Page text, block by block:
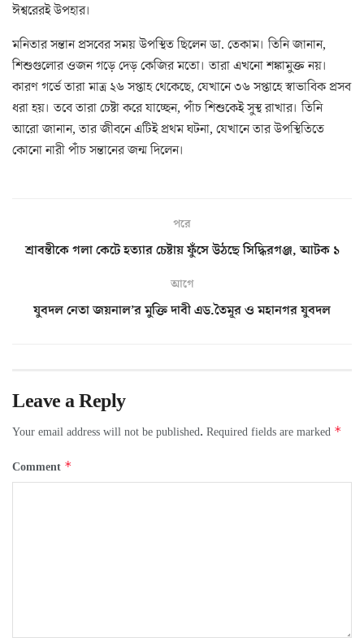
ঈশ্বরেরই উপহার।
মনিতার সন্তান প্রসবের সময় উপস্থিত ছিলেন ডা. তেকাম। তিনি জানান,
শিশুগুলোর ওজন গড়ে দেড় কেজির মতো। তারা এখনো শঙ্কামুক্ত নয়।
কারণ গর্ভে তারা মাত্র ২৬ সপ্তাহ থেকেছে, যেখানে ৩৬ সপ্তাহে স্বাভাবিক প্রসব
ধরা হয়। তবে তারা চেষ্টা করে যাচ্ছেন, পাঁচ শিশুকেই সুস্থ রাখার। তিনি
আরো জানান, তার জীবনে এটিই প্রথম ঘটনা, যেখানে তার উপস্থিতিতে
কোনো নারী পাঁচ সন্তানের জন্ম দিলেন।
পরে
শ্রাবন্তীকে গলা কেটে হত্যার চেষ্টায় ফুঁসে উঠছে সিদ্ধিরগঞ্জ, আটক ১
আগে
যুবদল নেতা জয়নাল’র মুক্তি দাবী এড.তৈমূর ও মহানগর যুবদল
Leave a Reply
Your email address will not be published. Required fields are marked *
Comment *